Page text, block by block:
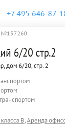
+7 495 646-87-
№157260
6/20 стр.2
дом 6/20, стр. 2
B,Аренда